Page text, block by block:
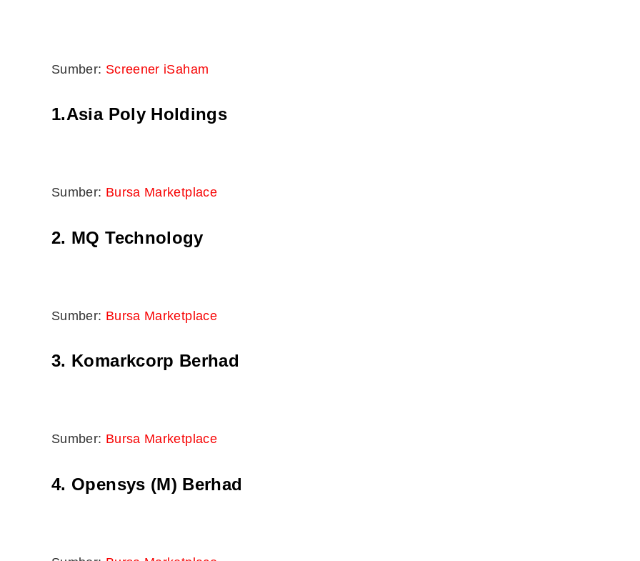
Sumber: Screener iSaham
1.Asia Poly Holdings
Sumber: Bursa Marketplace
2. MQ Technology
Sumber: Bursa Marketplace
3. Komarkcorp Berhad
Sumber: Bursa Marketplace
4. Opensys (M) Berhad
Editor Picks
Perlu Tahu Tentang Pelaburan
10 Aplikasi Perlu Ada Dalam